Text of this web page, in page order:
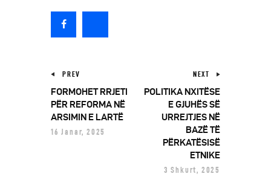
PREV
FORMOHET RRJETI
PËR REFORMA NË
ARSIMIN E LARTË
16 Janar, 2025
NEXT
POLITIKA NXITËSE
E GJUHËS SË
URREJTJES NË
BAZË TË
PËRKATËSISË
ETNIKE
3 Shkurt, 2025